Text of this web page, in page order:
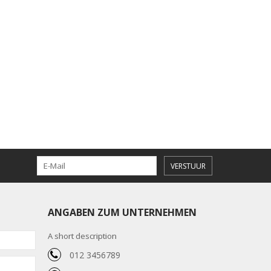
VERSTUUR
ANGABEN ZUM UNTERNEHMEN
A short description
012 3456789